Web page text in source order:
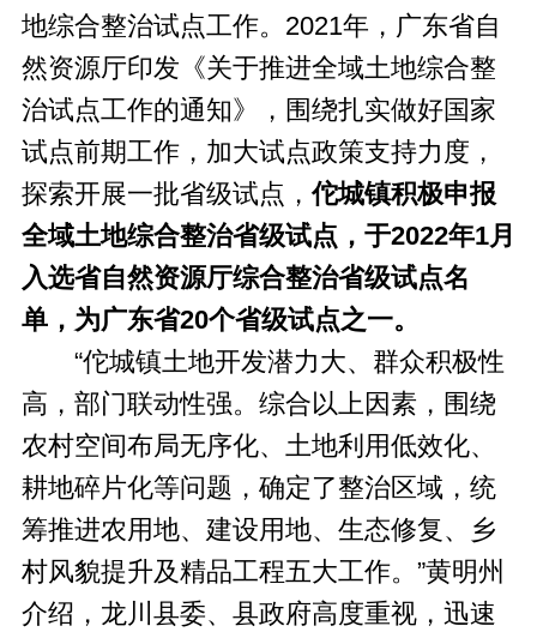
地综合整治试点工作。2021年，广东省自
然资源厅印发《关于推进全域土地综合整
治试点工作的通知》，围绕扎实做好国家
试点前期工作，加大试点政策支持力度，
探索开展一批省级试点， 佗城镇积极申报
全域土地综合整治省级试点，于2022年1月
入选省自然资源厅综合整治省级试点名
单，为广东省20个省级试点之一。
“佗城镇土地开发潜力大、群众积极性
高，部门联动性强。综合以上因素，围绕
农村空间布局无序化、土地利用低效化、
耕地碎片化等问题，确定了整治区域，统
筹推进农用地、建设用地、生态修复、乡
村风貌提升及精品工程五大工作。”黄明州
介绍，龙川县委、县政府高度重视，迅速